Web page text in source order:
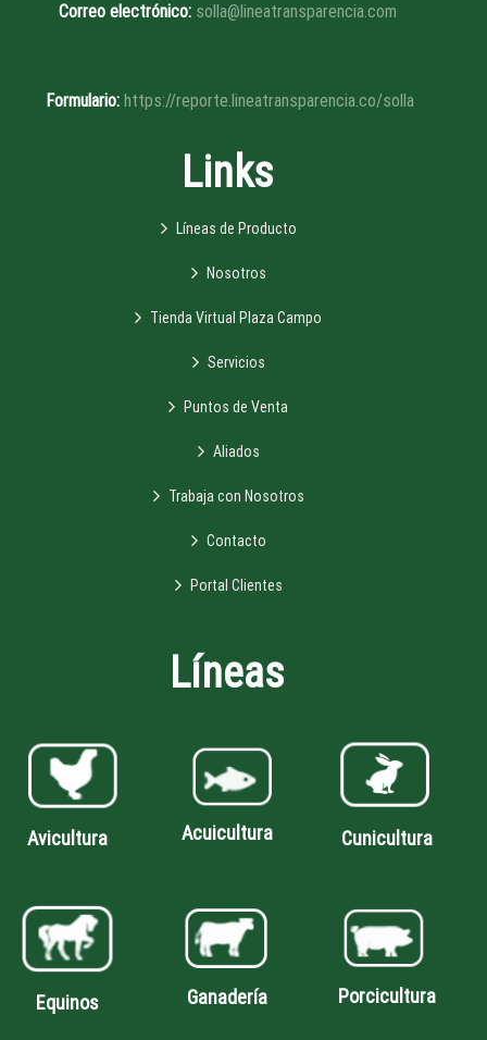
Correo electrónico: solla@lineatransparencia.com
Formulario: https://reporte.lineatransparencia.co/solla
Links
Líneas de Producto
Nosotros
Tienda Virtual Plaza Campo
Servicios
Puntos de Venta
Aliados
Trabaja con Nosotros
Contacto
Portal Clientes
Líneas
Avicultura Acuicultura Cunicultura
Equinos Ganadería Porcicultura